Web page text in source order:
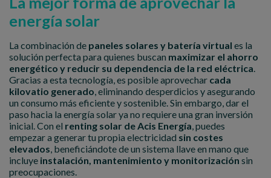
energía solar
La combinación de paneles solares y batería virtual es la
solución perfecta para quienes buscan maximizar el ahorro
energético y reducir su dependencia de la red eléctrica
Gracias a esta tecnología, es posible aprovechar cada
kilovatio generado , eliminando desperdicios y asegurando
un consumo más eficiente y sostenible. Sin embargo, dar el
paso hacia la energía solar ya no requiere una gran inversión
inicial. Con el renting solar de Acis Energía , puedes
empezar a generar tu propia electricidad sin costes
elevados , beneficiándote de un sistema llave en mano que
incluye instalación, mantenimiento y monitorización sin
preocupaciones.